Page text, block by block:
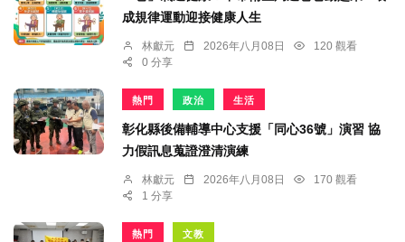
成規律運動迎接健康人生
林獻元 2026年八月08日
120 觀看
0 分享
熱門 政治 生活
彰化縣後備輔導中心支援「同心36號」演習 協
力假訊息蒐證澄清演練
林獻元 2026年八月08日
170 觀看
1 分享
熱門 文教